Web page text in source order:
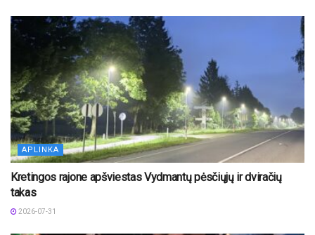
APLINKA
Kretingos rajone apšviestas Vydmantų pėsčiųjų ir dviračių
takas
2026-07-31